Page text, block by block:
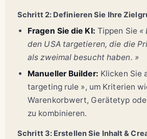
Schritt 2: Definieren Sie Ihre
Fragen Sie die KI: Tippen Sie «
den USA targetieren, die die
als zweimal besucht haben. »
Manueller Builder: Klicken Sie
targeting rule », um Kriterien
Warenkorbwert, Gerätetyp
zu kombinieren.
Schritt 3: Erstellen Sie Inhalt &